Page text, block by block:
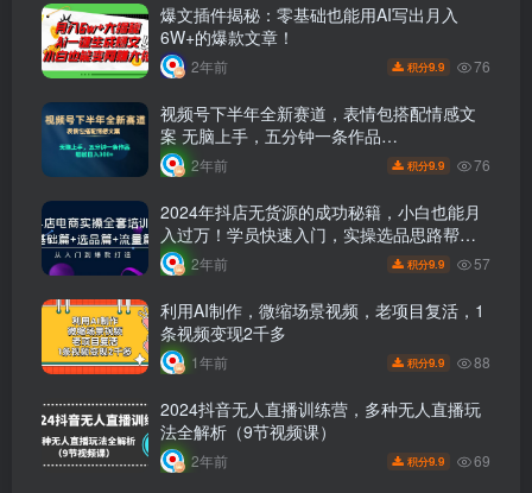
爆文插件揭秘：零基础也能用AI写出月入
6W+的爆款文章！
2年前 积分9.9 76
视频号下半年全新赛道，表情包搭配情感文
案 无脑上手，五分钟一条作品…
2年前 积分9.9 76
2024年抖店无货源的成功秘籍，小白也能月
入过万！学员快速入门，实操选品思路帮你
快速出单！
2年前 积分9.9 57
利用AI制作，微缩场景视频，老项目复活，1
条视频变现2千多
1年前 积分9.9 88
2024抖音无人直播训练营，多种无人直播玩
法全解析（9节视频课）
2年前 积分9.9 69